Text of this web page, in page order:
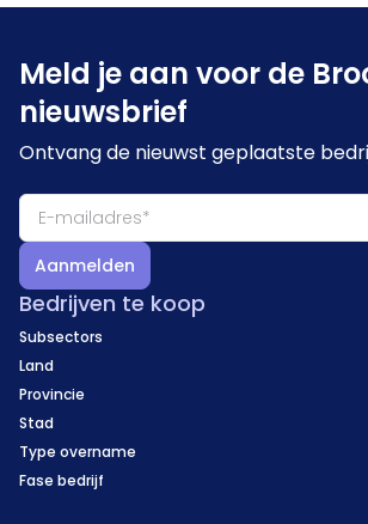
Meld je aan voor de
nieuwsbrief
Ontvang de nieuwst geplaatste
Aanmelden
Bedrijven te koop
Subsectors
Land
Provincie
Stad
Type overname
Fase bedrijf